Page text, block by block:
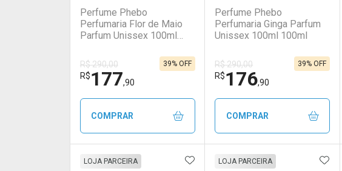
Perfume Phebo
Perfumaria Flor de Maio
Parfum Unissex 100ml
R$ 290,00
R$177,90
39% OFF
COMPRAR
FECHAR
FECHAR
Perfume Phebo
Perfumaria Ginga Parfum
Unissex 100ml 100ml
R$ 290,00
R$176,90
39% OFF
COMPRAR
LOJA PARCEIRA ADICIONAR AOS FAVORITOS
LOJA PARCEIRA